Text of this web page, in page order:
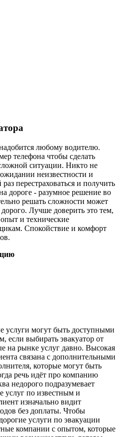
любому водителю.
телефона чтобы сделать
ситуации. Никто не
неизвестности и
перестраховаться и получить
дороге - разумное решение во
решать сложности может
Лучше доверить это тем,
и технические
Спокойствие и комфорт
услуги могут быть доступными
если выбирать эвакуатор от
на рынке услуг давно. Высокая
связана с дополнительными
которые могут быть
речь идёт про компанию
недорого подразумевает
услуг по известным и
изначально видит
без доплаты. Чтобы
услуги по эвакуации
компании с опытом, которые